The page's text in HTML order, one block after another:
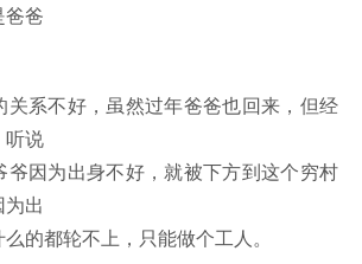
爸爸
系不好，虽然过年爸爸也回来，但经
听说
爷因为出身不好，就被下方到这个穷村
出
的都轮不上，只能做个工人。